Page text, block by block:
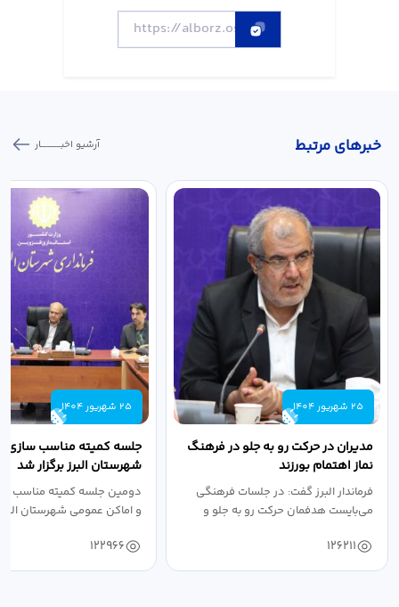
خبر‌های مرتبط آرشیو اخبـــــــــــار
25 شهریور 1404
مدیران در حرکت رو به جلو در فرهنگ
نماز اهتمام بورزند
فرماندار البرز گفت: در جلسات فرهنگی
می‌بایست هدفمان حرکت رو به جلو و
126211
25 شهریور 1404
جلسه کمیته مناسب سازی
شهرستان البرز برگزار شد
دومین جلسه کمیته مناسب
و اماکن عمومی شهرستان
122966